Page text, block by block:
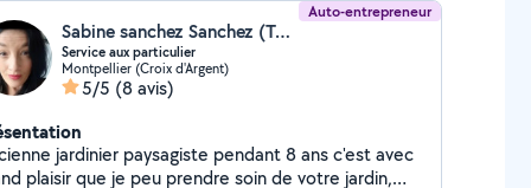
Auto-entrepreneur
Sabine sanchez Sanchez (Terra Bella)
Service aux particulier
Montpellier (Croix d'Argent)
5/5 (8 avis)
jardinier paysagiste pendant 8 ans c'est avec
plaisir que je peu prendre soin de votre jardin,